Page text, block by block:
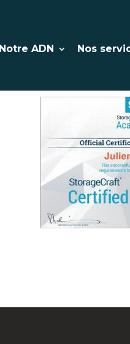
Notre ADN Nos